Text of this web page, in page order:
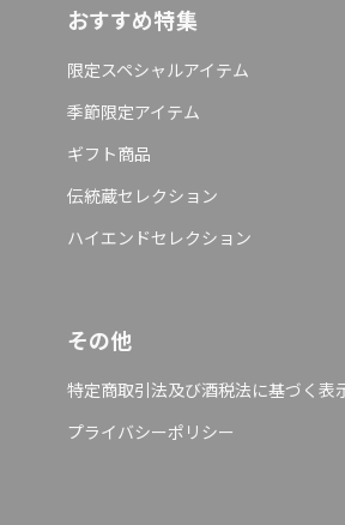
おすすめ特集
限定スペシャルアイテム
季節限定アイテム
ギフト商品
伝統蔵セレクション
ハイエンドセレクション
その他
特定商取引法及び酒税法に基づく表
プライバシーポリシー